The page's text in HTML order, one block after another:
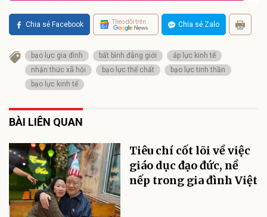
Chia sẻ Facebook Theo dõi trên Chia sẻ Zalo
bạo lực gia đình bất bình đẳng giới
áp lực kinh tế
nhận thức xã hội
bạo lực thể chất
bạo lực tinh thần
bạo lực kinh tế
BÀI LIÊN QUAN
Tiêu chí cốt lõi về việc
giáo dục đạo đức, nề
nếp trong gia đình Việt